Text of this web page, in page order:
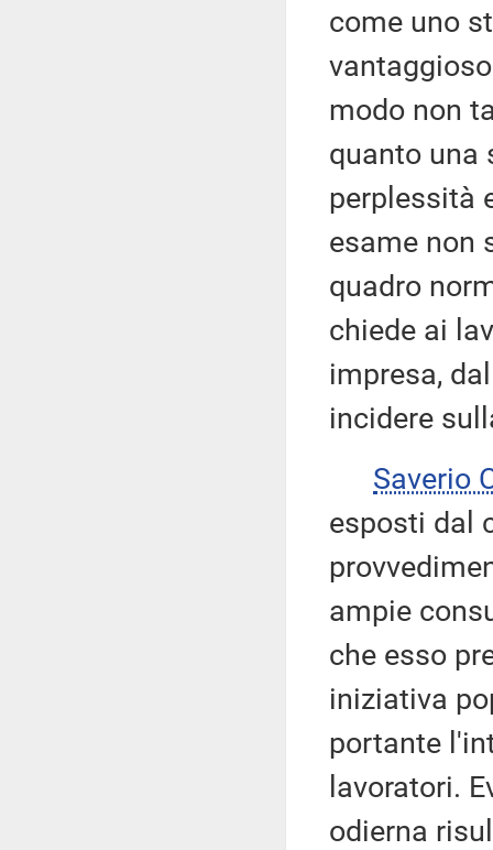
come uno
modo non
quanto una
perplessità
esame non
quadro
chiede ai
impresa,
incidere
Saverio
esposti dal
ampie
che esso
iniziativa
portante
lavoratori.
odierna